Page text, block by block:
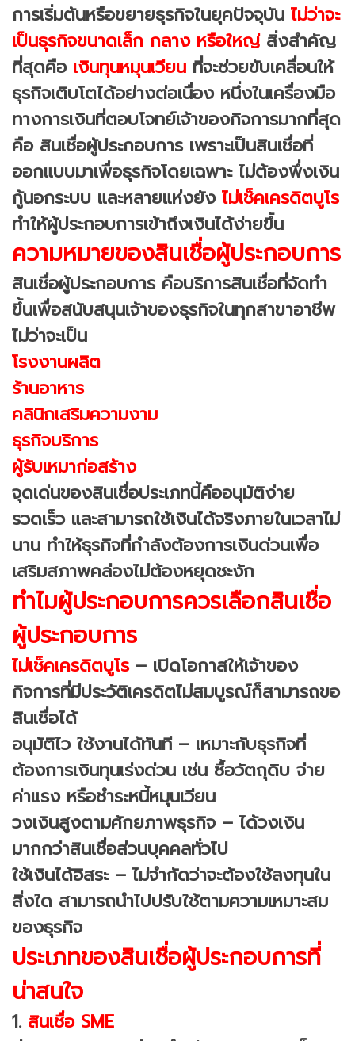
การเริ่มต้นหรือขยายธุรกิจในยุคปัจจุบัน ไม่ว่าจะ
เป็นธุรกิจขนาดเล็ก กลาง หรือใหญ่สิ่งสำคัญ
ที่สุดคือเงินทุนหมุนเวียน ที่จะช่วยขับเคลื่อนให้
ธุรกิจเติบโตได้อย่างต่อเนื่อง หนึ่งในเครื่องมือ
ทางการเงินที่ตอบโจทย์เจ้าของกิจการมากที่สุด
คือ สินเชื่อผู้ประกอบการ เพราะเป็นสินเชื่อที่
ออกแบบมาเพื่อธุรกิจโดยเฉพาะ ไม่ต้องพึ่งเงิน
กู้นอกระบบ และหลายแห่งยัง ไม่เช็คเครดิตบูโร
ทำให้ผู้ประกอบการเข้าถึงเงินได้ง่ายขึ้น
ความหมายของสินเชื่อผู้ประกอบการ
สินเชื่อผู้ประกอบการ คือบริการสินเชื่อที่จัดทำ
ขึ้นเพื่อสนับสนุนเจ้าของธุรกิจในทุกสาขาอาชีพ
ไม่ว่าจะเป็น
โรงงานผลิต
ร้านอาหาร
คลินิกเสริมความงาม
ธุรกิจบริการ
ผู้รับเหมาก่อสร้าง
จุดเด่นของสินเชื่อประเภทนี้คืออนุมัติง่าย
รวดเร็ว และสามารถใช้เงินได้จริงภายในเวลาไม่
นาน ทำให้ธุรกิจที่กำลังต้องการเงินด่วนเพื่อ
เสริมสภาพคล่องไม่ต้องหยุดชะงัก
ทำไมผู้ประกอบการควรเลือกสินเชื่อ
ผู้ประกอบการ
ไม่เช็คเครดิตบูโร– เปิดโอกาสให้เจ้าของ
กิจการที่มีประวัติเครดิตไม่สมบูรณ์ก็สามารถขอ
สินเชื่อได้
อนุมัติไว ใช้งานได้ทันที – เหมาะกับธุรกิจที่
ต้องการเงินทุนเร่งด่วน เช่น ซื้อวัตถุดิบ จ่าย
ค่าแรง หรือชำระหนี้หมุนเวียน
วงเงินสูงตามศักยภาพธุรกิจ – ได้วงเงิน
มากกว่าสินเชื่อส่วนบุคคลทั่วไป
ใช้เงินได้อิสระ – ไม่จำกัดว่าจะต้องใช้ลงทุนใน
สิ่งใด สามารถนำไปปรับใช้ตามความเหมาะสม
ของธุรกิจ
ประเภทของสินเชื่อผู้ประกอบการที่
น่าสนใจ
1. สินเชื่อ SME